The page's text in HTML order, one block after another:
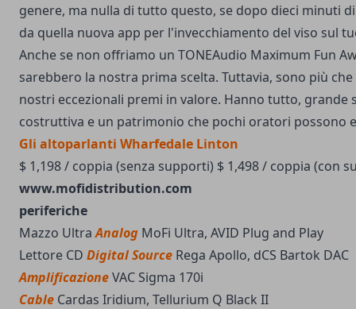
genere, ma nulla di tutto questo, se dopo dieci minuti
da quella nuova app per l'invecchiamento del viso sul
Anche se non offriamo un TONEAudio Maximum Fun
sarebbero la nostra prima scelta. Tuttavia, sono più
nostri eccezionali premi in valore. Hanno tutto, grande
costruttiva e un patrimonio che pochi oratori possono
Gli altoparlanti Wharfedale Linton
$ 1,198 / coppia (senza supporti) $ 1,498 / coppia (con
www.mofidistribution.com
periferiche
Mazzo UltraAnalog MoFi Ultra, AVID Plug and Play
Lettore CD Digital Source Rega Apollo, dCS Bartok DAC
AmplificazioneVAC Sigma 170i
Cable Cardas Iridium, Tellurium Q Black II